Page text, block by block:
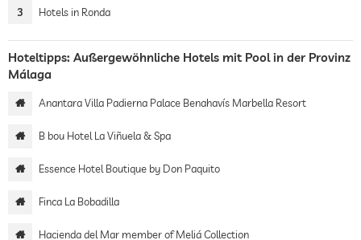
3 Hotels in Ronda
Hoteltipps: Außergewöhnliche Hotels mit Pool in der Provinz
Málaga
Anantara Villa Padierna Palace Benahavís Marbella Resort
B bou Hotel La Viñuela & Spa
Essence Hotel Boutique by Don Paquito
Finca La Bobadilla
Hacienda del Mar member of Meliá Collection